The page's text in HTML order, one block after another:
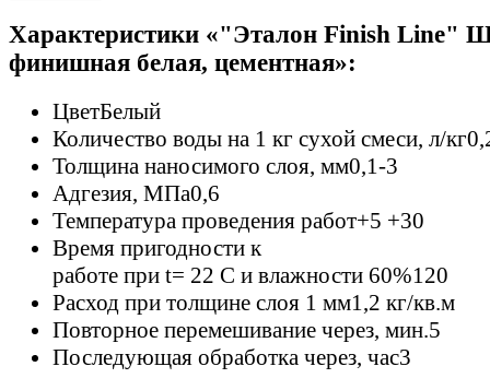
Характеристики «"Эталон Finish Line"
финишная белая, цементная»:
ЦветБелый
Количество воды на 1 кг сухой смеси, л/кг
Толщина наносимого слоя, мм0,1-3
Адгезия, МПа0,6
Температура проведения работ+5 +30
Время пригодности к
работе при t= 22 C и влажности 60%120
Расход при толщине слоя 1 мм1,2 кг/кв.м
Повторное перемешивание через, мин.5
Последующая обработка через, час3